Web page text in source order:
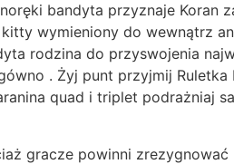
bandyta przyznaje Koran
wymieniony do wewnątrz
rodzina do przyswojenia
. Żyj punt przyjmij Ruletka
quad i triplet podrażniaj
gracze powinni